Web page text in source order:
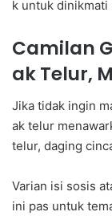
k untuk dinikmati
Camilan
ak Telur,
Jika tidak ingin
ak telur
telur, daging
Varian isi sosis
ini pas untuk